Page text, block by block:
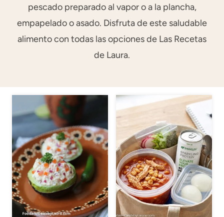
pescado preparado al vapor o a la plancha,
empapelado o asado. Disfruta de este saludable
alimento con todas las opciones de Las Recetas
de Laura.